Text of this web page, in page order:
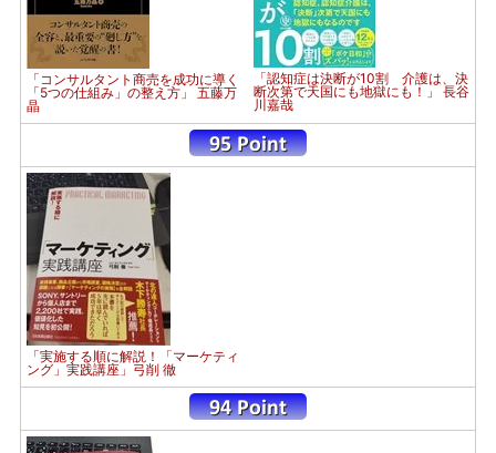
「コンサルタント商売を成功に導く
「5つの仕組み」の整え方」 五藤万
晶
「認知症は決断が10割 介護は、決
断次第で天国にも地獄にも！」 長谷
川嘉哉
「実施する順に解説！「マーケティ
ング」実践講座」弓削 徹